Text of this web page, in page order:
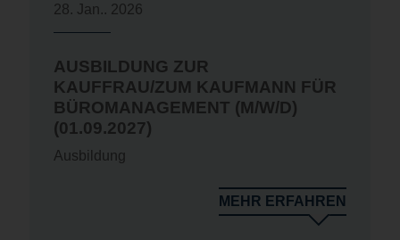
28. Jan.. 2026
AUSBILDUNG ZUR
KAUFFRAU/ZUM KAUFMANN FÜR
BÜROMANAGEMENT (M/W/D)
(01.09.2027)
Ausbildung
MEHR ERFAHREN